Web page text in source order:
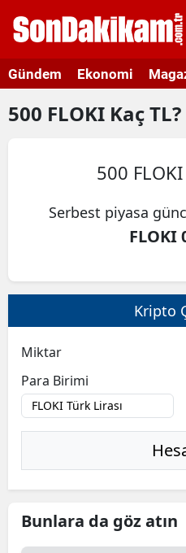
Gündem Ekonomi
500 FLOKI Kaç TL?
500
Serbest piyasa
FLOKI
Kripto
Miktar
Para Birimi
Bunlara da göz atın